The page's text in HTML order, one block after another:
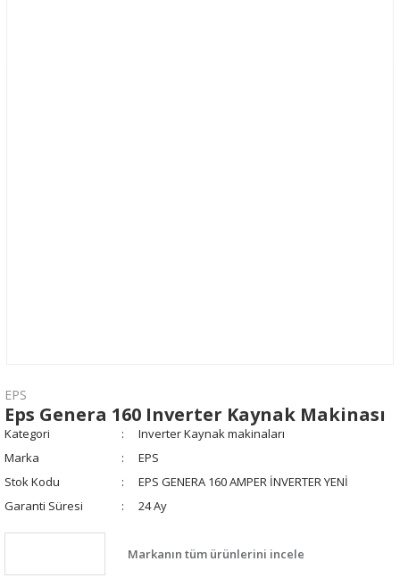
EPS
Eps Genera 160 Inverter Kaynak Makinası
Kategori
Inverter Kaynak makinaları
Marka
EPS
Stok Kodu
EPS GENERA 160 AMPER İNVERTER YENİ
Garanti Süresi
24 Ay
Markanın tüm ürünlerini incele